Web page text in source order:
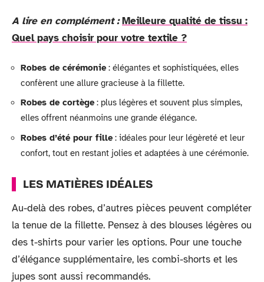
A lire en complément : Meilleure qualité de tissu :
Quel pays choisir pour votre textile ?
Robes de cérémonie: élégantes et sophistiquées, elles
confèrent une allure gracieuse à la fillette.
Robes de cortège: plus légères et souvent plus simples,
elles offrent néanmoins une grande élégance.
Robes d’été pour fille: idéales pour leur légèreté et leur
confort, tout en restant jolies et adaptées à une cérémonie.
LES MATIÈRES IDÉALES
Au-delà des robes, d’autres pièces peuvent compléter
la tenue de la fillette. Pensez à des blouses légères ou
des t-shirts pour varier les options. Pour une touche
d’élégance supplémentaire, les combi-shorts et les
jupes sont aussi recommandés.